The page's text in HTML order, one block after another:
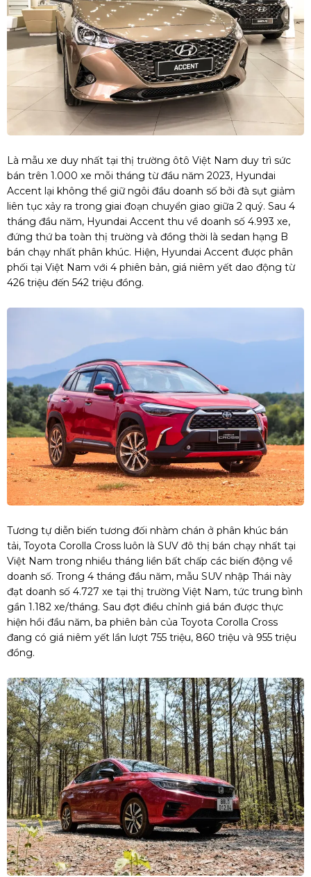
Là mẫu xe duy nhất tại thị trường ôtô Việt Nam duy trì sức
bán trên 1.000 xe mỗi tháng từ đầu năm 2023, Hyundai
Accent lại không thể giữ ngôi đầu doanh số bởi đà sụt giảm
liên tục xảy ra trong giai đoạn chuyển giao giữa 2 quý. Sau 4
tháng đầu năm, Hyundai Accent thu về doanh số 4.993 xe,
đứng thứ ba toàn thị trường và đồng thời là sedan hạng B
bán chạy nhất phân khúc. Hiện, Hyundai Accent được phân
phối tại Việt Nam với 4 phiên bản, giá niêm yết dao động từ
426 triệu đến 542 triệu đồng.
Tương tự diễn biến tương đối nhàm chán ở phân khúc bán
tải, Toyota Corolla Cross luôn là SUV đô thị bán chạy nhất tại
Việt Nam trong nhiều tháng liền bất chấp các biến động về
doanh số. Trong 4 tháng đầu năm, mẫu SUV nhập Thái này
đạt doanh số 4.727 xe tại thị trường Việt Nam, tức trung bình
gần 1.182 xe/tháng. Sau đợt điều chỉnh giá bán được thực
hiện hồi đầu năm, ba phiên bản của Toyota Corolla Cross
đang có giá niêm yết lần lượt 755 triệu, 860 triệu và 955 triệu
đồng.